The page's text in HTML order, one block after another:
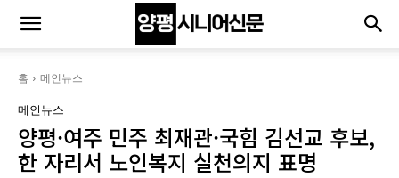
홈 메인뉴스
메인뉴스
양평·여주 민주 최재관·국힘 김선교 후보,
한 자리서 노인복지 실천의지 표명